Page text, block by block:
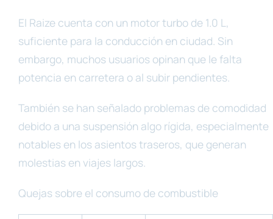
El Raize cuenta con un motor turbo de 1.0 L,
suficiente para la conducción en ciudad. Sin
embargo, muchos usuarios opinan que le falta
potencia en carretera o al subir pendientes.
También se han señalado problemas de comodidad
debido a una suspensión algo rígida, especialmente
notables en los asientos traseros, que generan
molestias en viajes largos.
Quejas sobre el consumo de combustible